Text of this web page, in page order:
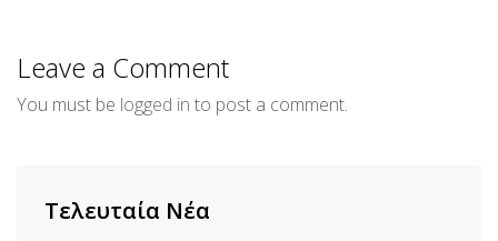
Leave a Comment
You must be logged in to post a comment.
Τελευταία Νέα